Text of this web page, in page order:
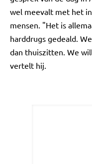
wel meevalt met het
mensen. "Het is
harddrugs gedeald.
dan thuiszitten. We
vertelt hij.